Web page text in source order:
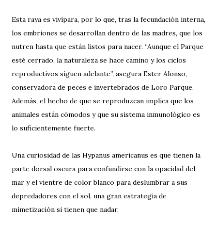
Esta raya es vivípara, por lo que, tras la fecundación interna,
los embriones se desarrollan dentro de las madres, que los
nutren hasta que están listos para nacer. “Aunque el Parque
esté cerrado, la naturaleza se hace camino y los ciclos
reproductivos siguen adelante”, asegura Ester Alonso,
conservadora de peces e invertebrados de Loro Parque.
Además, el hecho de que se reproduzcan implica que los
animales están cómodos y que su sistema inmunológico es
lo suficientemente fuerte.
Una curiosidad de las Hypanus americanus es que tienen la
parte dorsal oscura para confundirse con la opacidad del
mar y el vientre de color blanco para deslumbrar a sus
depredadores con el sol, una gran estrategia de
mimetización si tienen que nadar.